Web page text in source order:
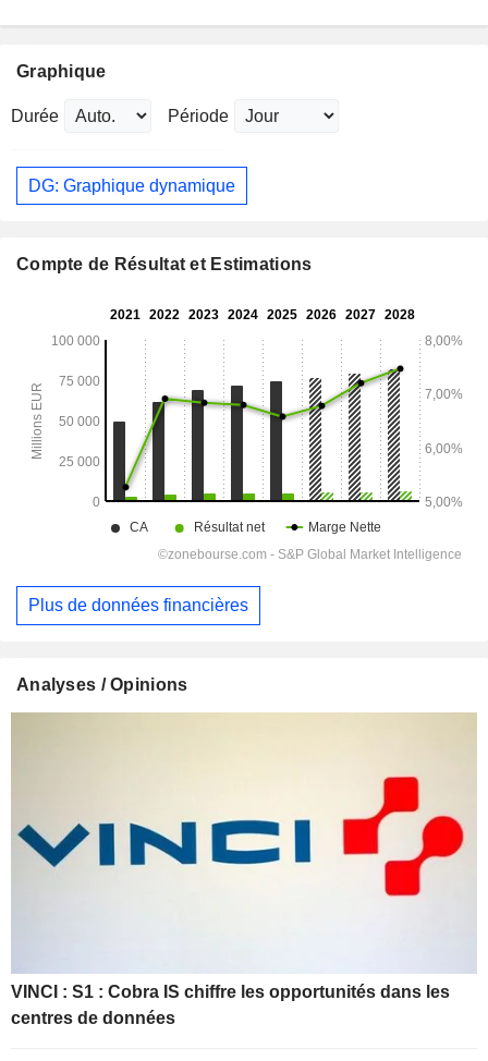
Graphique
Durée Période
DG: Graphique dynamique
Compte de Résultat et Estimations
Plus de données financières
Analyses / Opinions
VINCI : S1 : Cobra IS chiffre les opportunités dans les
centres de données